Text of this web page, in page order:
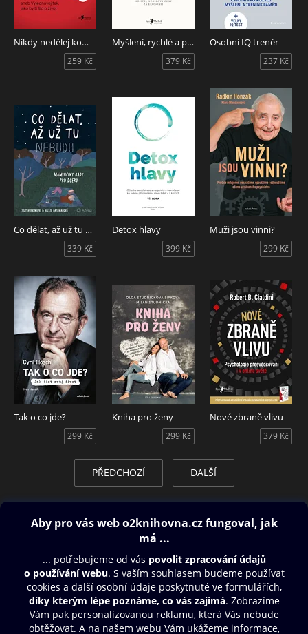
Nikdy nedělej kompromis
259 Kč
Myšlení, rychlé a pomalé
379 Kč
Osobní IQ trenér
237 Kč
Co dělat, až už tu nebudu
339 Kč
Detox hlavy
399 Kč
Muži jsou vinni?
299 Kč
Tak o co jde?
299 Kč
Kniha pro ženy
299 Kč
Nové zbraně vlivu
379 Kč
PŘEDCHOZÍ DALŠÍ
Obsah ke stažení
Moje O2 Knihovna
Další zábava